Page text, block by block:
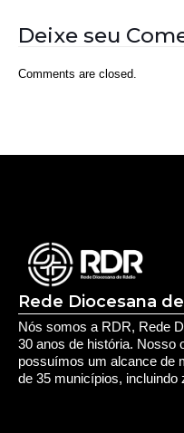
Deixe seu
Comments are closed.
Rede Diocesana
Nós somos a RDR, Rede
30 anos de história. Nosso
possuímos um alcance de
de 35 municípios, incluindo